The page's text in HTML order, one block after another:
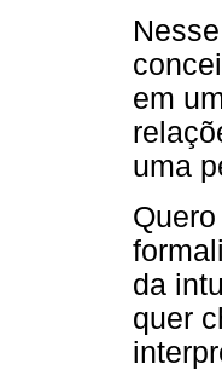
em
uma
da
quer